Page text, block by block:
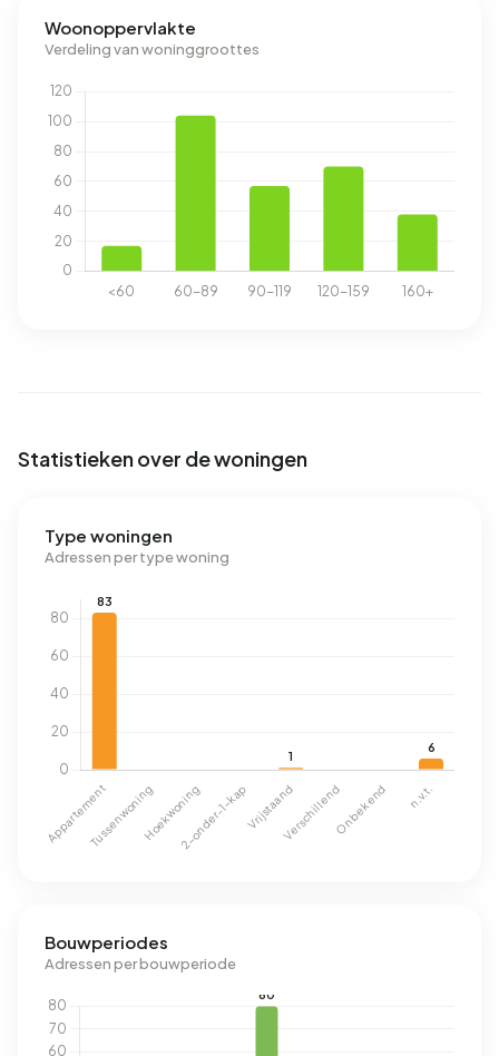
Woonoppervlakte
Verdeling van woninggroottes
Statistieken over de woningen
Type woningen
Adressen per type woning
Bouwperiodes
Adressen per bouwperiode